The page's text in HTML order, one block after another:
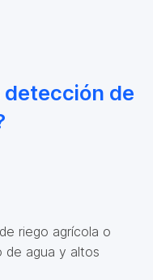
detección de
riego agrícola o
de agua y altos